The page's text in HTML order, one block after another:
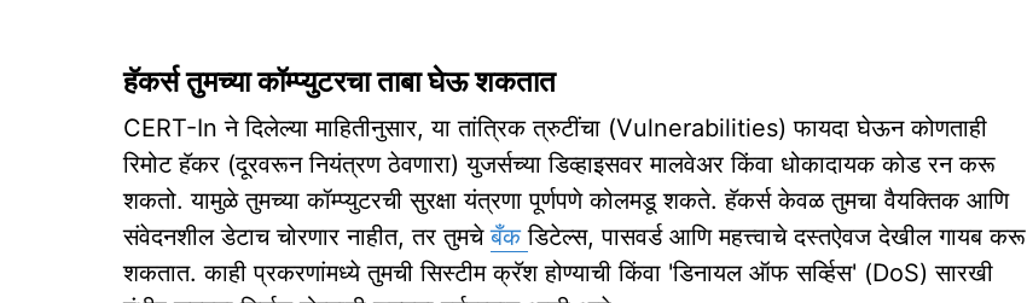
हॅकर्स तुमच्या कॉम्प्युटरचा ताबा घेऊ शकतात
CERT-In ने दिलेल्या माहितीनुसार, या तांत्रिक त्रुटींचा (Vulnerabilities) फायदा घेऊन कोणताही
रिमोट हॅकर (दूरवरून नियंत्रण ठेवणारा) युजर्सच्या डिव्हाइसवर मालवेअर किंवा धोकादायक कोड रन करू
शकतो. यामुळे तुमच्या कॉम्प्युटरची सुरक्षा यंत्रणा पूर्णपणे कोलमडू शकते. हॅकर्स केवळ तुमचा वैयक्तिक आणि
संवेदनशील डेटाच चोरणार नाहीत, तर तुमचेबँकडिटेल्स, पासवर्ड आणि महत्त्वाचे दस्तऐवज देखील गायब करू
शकतात. काही प्रकरणांमध्ये तुमची सिस्टीम क्रॅश होण्याची किंवा 'डिनायल ऑफ सर्व्हिस' (DoS) सारखी